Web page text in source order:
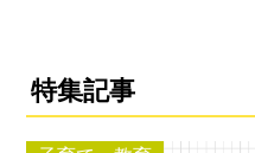
特集記事